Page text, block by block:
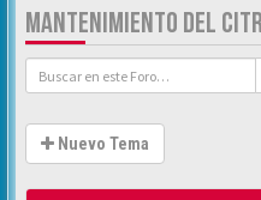
MANTENIMIENTO DEL
Nuevo Tema